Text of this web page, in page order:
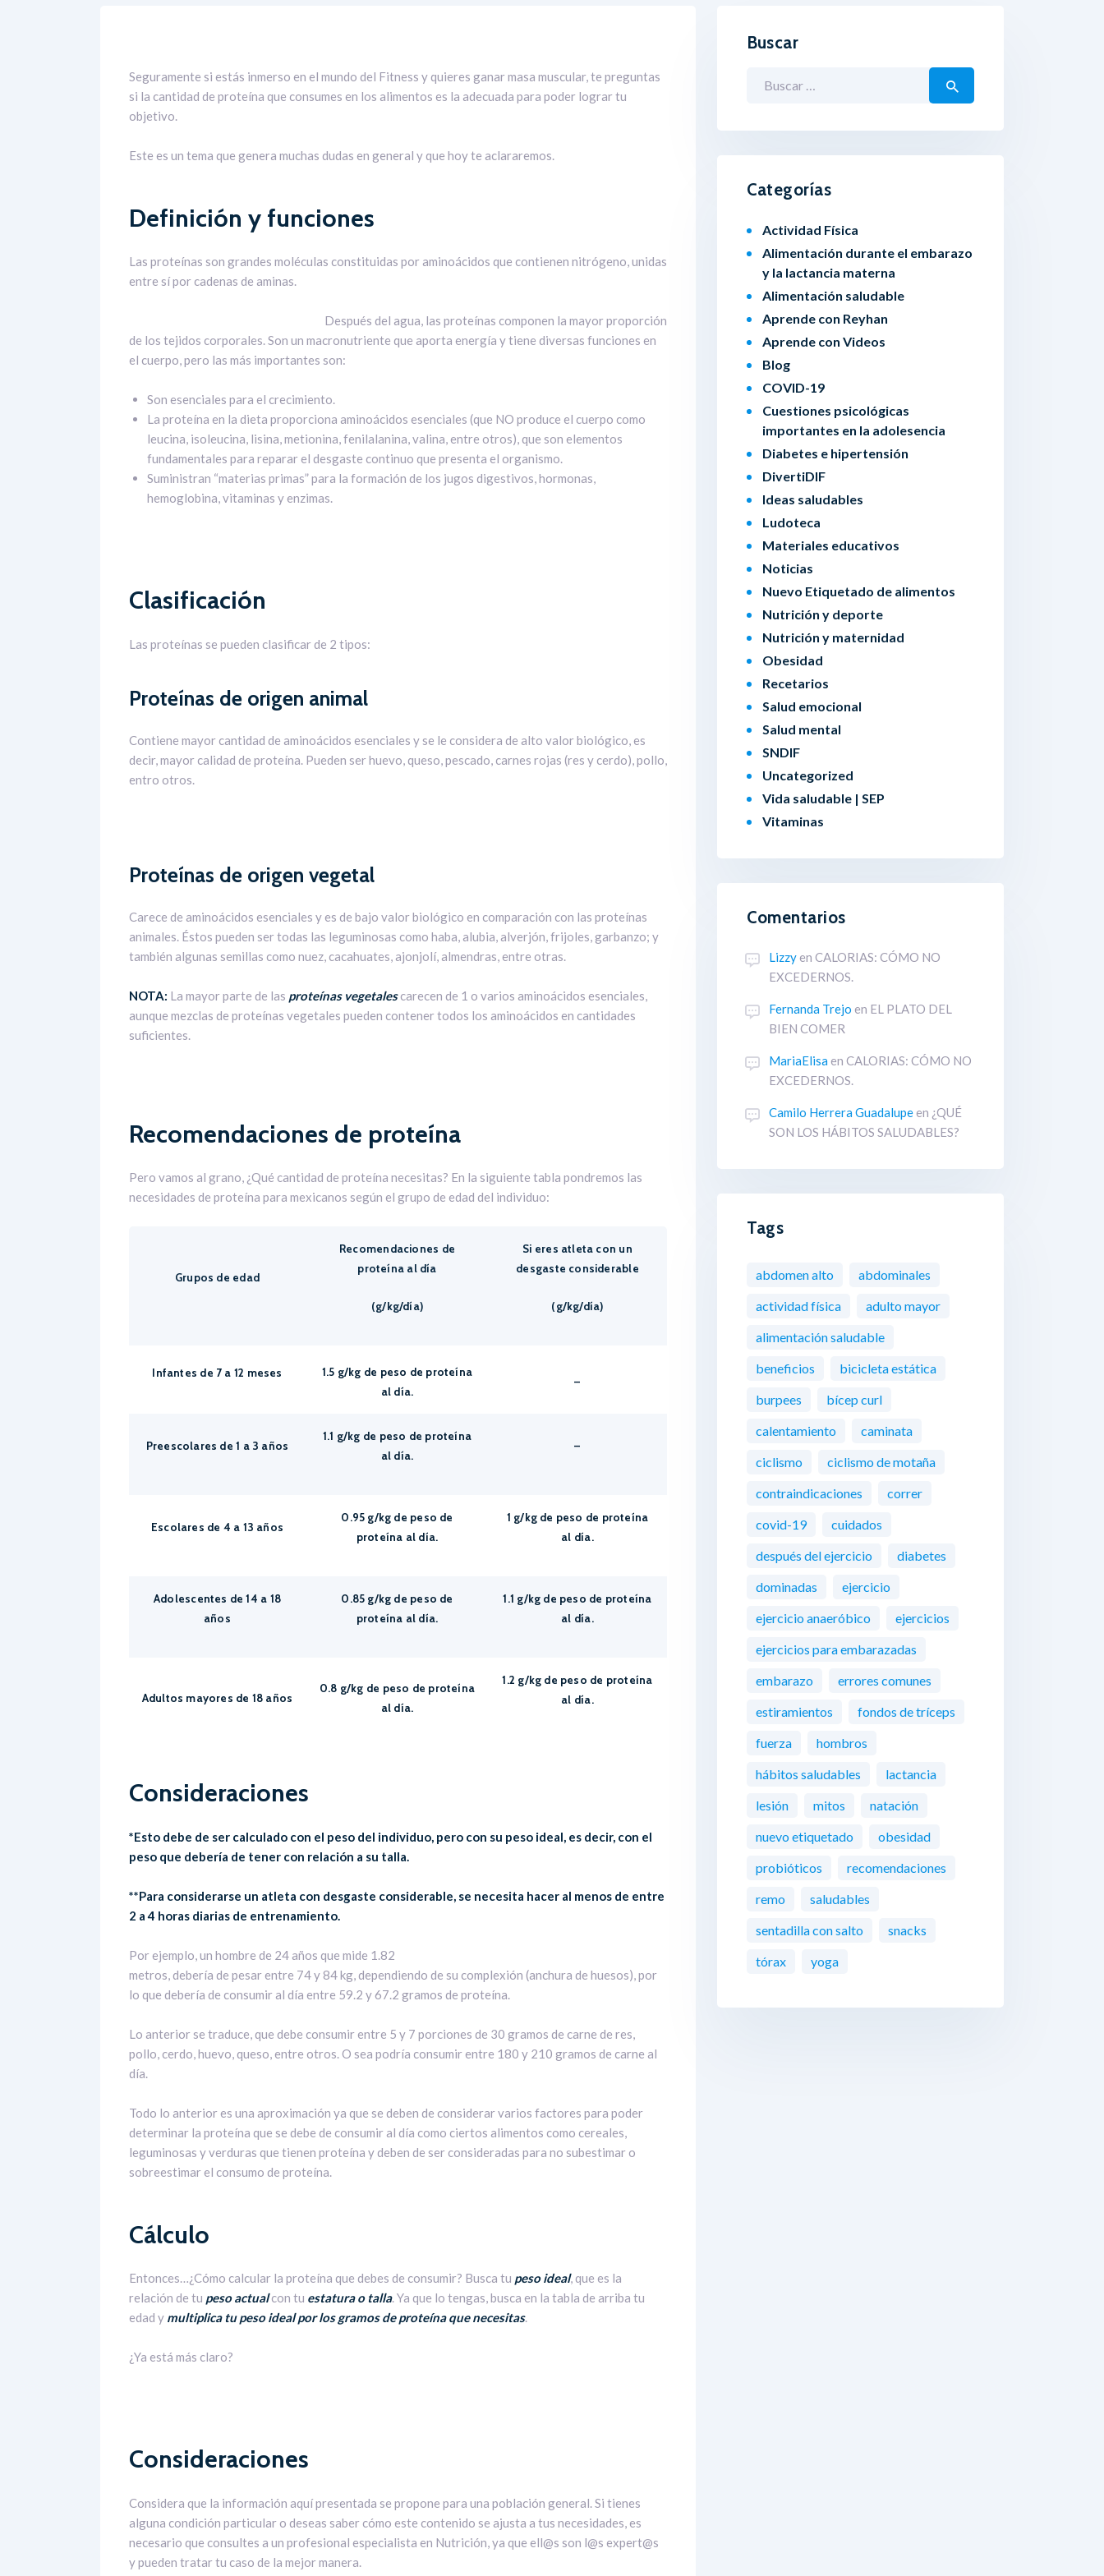
Seguramente si estás inmerso en el mundo del Fitness y quieres ganar masa muscular, te preguntas
si la cantidad de proteína que consumes en los alimentos es la adecuada para poder lograr tu
objetivo.
Este es un tema que genera muchas dudas en general y que hoy te aclararemos.
Definición y funciones
Las proteínas son grandes moléculas constituidas por aminoácidos que contienen nitrógeno, unidas
entre sí por cadenas de aminas.
Después del agua, las proteínas componen la mayor proporción
de los tejidos corporales. Son un macronutriente que aporta energía y tiene diversas funciones en
el cuerpo, pero las más importantes son:
Son esenciales para el crecimiento.
La proteína en la dieta proporciona aminoácidos esenciales (que NO produce el cuerpo como
leucina, isoleucina, lisina, metionina, fenilalanina, valina, entre otros), que son elementos
fundamentales para reparar el desgaste continuo que presenta el organismo.
Suministran “materias primas” para la formación de los jugos digestivos, hormonas,
hemoglobina, vitaminas y enzimas.
Clasificación
Las proteínas se pueden clasificar de 2 tipos:
Proteínas de origen animal
Contiene mayor cantidad de aminoácidos esenciales y se le considera de alto valor biológico, es
decir, mayor calidad de proteína. Pueden ser huevo, queso, pescado, carnes rojas (res y cerdo), pollo,
entro otros.
Proteínas de origen vegetal
Carece de aminoácidos esenciales y es de bajo valor biológico en comparación con las proteínas
animales. Éstos pueden ser todas las leguminosas como haba, alubia, alverjón, frijoles, garbanzo; y
también algunas semillas como nuez, cacahuates, ajonjolí, almendras, entre otras.
NOTA: La mayor parte de las proteínas vegetalescarecen de 1 o varios aminoácidos esenciales,
aunque mezclas de proteínas vegetales pueden contener todos los aminoácidos en cantidades
suficientes.
Recomendaciones de proteína
Pero vamos al grano, ¿Qué cantidad de proteína necesitas? En la siguiente tabla pondremos las
necesidades de proteína para mexicanos según el grupo de edad del individuo:
Grupos de edad
Recomendaciones de
proteína al día
(g/kg/día)
Si eres atleta con un
desgaste considerable
(g/kg/día)
Infantes de 7 a 12 meses
1.5 g/kg de peso de proteína
al día.
–
Preescolares de 1 a 3 años
1.1 g/kg de peso de proteína
al día.
–
Escolares de 4 a 13 años
0.95 g/kg de peso de
proteína al día.
1 g/kg de peso de proteína
al día.
Adolescentes de 14 a 18
años
0.85 g/kg de peso de
proteína al día.
1.1 g/kg de peso de proteína
al día.
Adultos mayores de 18 años
0.8 g/kg de peso de proteína
al día.
1.2 g/kg de peso de proteína
al día.
Consideraciones
*Esto debe de ser calculado con el peso del individuo, pero con su peso ideal, es decir, con el
peso que debería de tener con relación a su talla.
**Para considerarse un atleta con desgaste considerable, se necesita hacer al menos de entre
2 a 4 horas diarias de entrenamiento.
Por ejemplo, un hombre de 24 años que mide 1.82
metros, debería de pesar entre 74 y 84 kg, dependiendo de su complexión (anchura de huesos), por
lo que debería de consumir al día entre 59.2 y 67.2 gramos de proteína.
Lo anterior se traduce, que debe consumir entre 5 y 7 porciones de 30 gramos de carne de res,
pollo, cerdo, huevo, queso, entre otros. O sea podría consumir entre 180 y 210 gramos de carne al
día.
Todo lo anterior es una aproximación ya que se deben de considerar varios factores para poder
determinar la proteína que se debe de consumir al día como ciertos alimentos como cereales,
leguminosas y verduras que tienen proteína y deben de ser consideradas para no subestimar o
sobreestimar el consumo de proteína.
Cálculo
Entonces…¿Cómo calcular la proteína que debes de consumir? Busca tu peso ideal, que es la
relación de tu peso actualcon tu estatura o talla. Ya que lo tengas, busca en la tabla de arriba tu
edad y multiplica tu peso ideal por los gramos de proteína que necesitas.
¿Ya está más claro?
Consideraciones
Considera que la información aquí presentada se propone para una población general. Si tienes
alguna condición particular o deseas saber cómo este contenido se ajusta a tus necesidades, es
necesario que consultes a un profesional especialista en Nutrición, ya que ell@s son l@s expert@s
y pueden tratar tu caso de la mejor manera.
Buscar
Categorías
Actividad Física
Alimentación durante el embarazo
y la lactancia materna
Alimentación saludable
Aprende con Reyhan
Aprende con Videos
Blog
COVID-19
Cuestiones psicológicas
importantes en la adolesencia
Diabetes e hipertensión
DivertiDIF
Ideas saludables
Ludoteca
Materiales educativos
Noticias
Nuevo Etiquetado de alimentos
Nutrición y deporte
Nutrición y maternidad
Obesidad
Recetarios
Salud emocional
Salud mental
SNDIF
Uncategorized
Vida saludable | SEP
Vitaminas
Comentarios
Lizzyen CALORIAS: CÓMO NO
EXCEDERNOS.
Fernanda Trejo en EL PLATO DEL
BIEN COMER
MariaElisaen CALORIAS: CÓMO NO
EXCEDERNOS.
Camilo Herrera Guadalupeen ¿QUÉ
SON LOS HÁBITOS SALUDABLES?
Tags
abdomen alto
abdominales
actividad física
adulto mayor
alimentación saludable
beneficios
bicicleta estática
burpees
bícep curl
calentamiento
caminata
ciclismo
ciclismo de motaña
contraindicaciones
correr
covid-19
cuidados
después del ejercicio
diabetes
dominadas
ejercicio
ejercicio anaeróbico
ejercicios
ejercicios para embarazadas
embarazo
errores comunes
estiramientos
fondos de tríceps
fuerza
hombros
hábitos saludables
lactancia
lesión
mitos
natación
nuevo etiquetado
obesidad
probióticos
recomendaciones
remo
saludables
sentadilla con salto
snacks
tórax
yoga